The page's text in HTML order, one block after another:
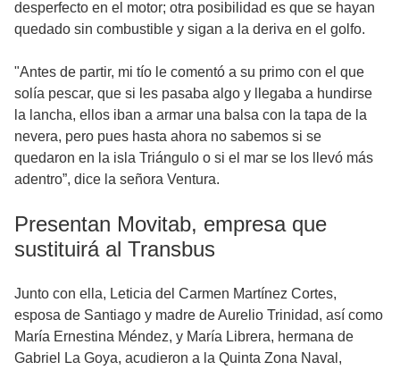
desperfecto en el motor; otra posibilidad es que se hayan
quedado sin combustible y sigan a la deriva en el golfo.
"Antes de partir, mi tío le comentó a su primo con el que
solía pescar, que si les pasaba algo y llegaba a hundirse
la lancha, ellos iban a armar una balsa con la tapa de la
nevera, pero pues hasta ahora no sabemos si se
quedaron en la isla Triángulo o si el mar se los llevó más
adentro”, dice la señora Ventura.
Presentan Movitab, empresa que
sustituirá al Transbus
Junto con ella, Leticia del Carmen Martínez Cortes,
esposa de Santiago y madre de Aurelio Trinidad, así como
María Ernestina Méndez, y María Librera, hermana de
Gabriel La Goya, acudieron a la Quinta Zona Naval,